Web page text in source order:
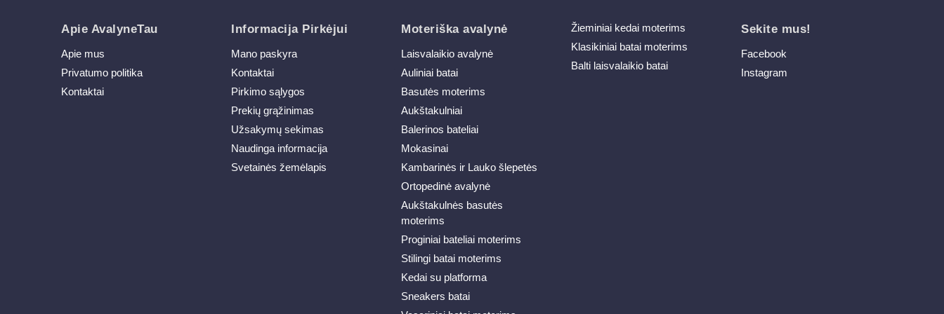
Apie AvalyneTau
Apie mus
Privatumo politika
Kontaktai
Informacija Pirkėjui
Mano paskyra
Kontaktai
Pirkimo sąlygos
Prekių grąžinimas
Užsakymų sekimas
Naudinga informacija
Svetainės žemėlapis
Moteriška avalynė
Laisvalaikio avalynė
Auliniai batai
Basutės moterims
Aukštakulniai
Balerinos bateliai
Mokasinai
Kambarinės ir Lauko šlepetės
Ortopedinė avalynė
Aukštakulnės basutės
moterims
Proginiai bateliai moterims
Stilingi batai moterims
Kedai su platforma
Sneakers batai
Žieminiai kedai moterims
Klasikiniai batai moterims
Balti laisvalaikio batai
Sekite mus!
Facebook
Instagram